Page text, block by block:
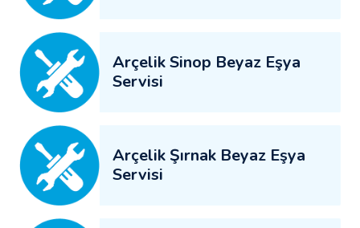
Arçelik Sinop Beyaz Eşya
Servisi
Arçelik Şırnak Beyaz Eşya
Servisi